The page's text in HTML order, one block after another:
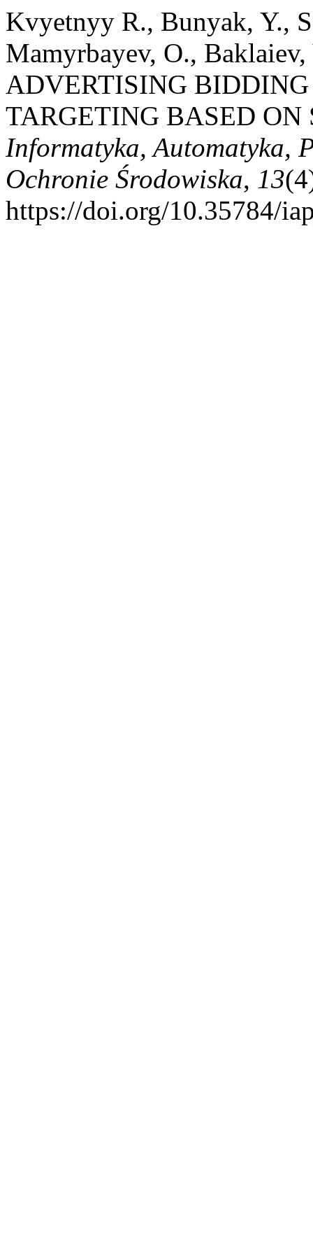
Kvуetnyy R., Bunyak, Y.,
Mamyrbayev, O.,
ADVERTISING
TARGETING BASED
Informatyka, Automatyka,
Ochronie Środowiska, 13
https://doi.org/10.35784/